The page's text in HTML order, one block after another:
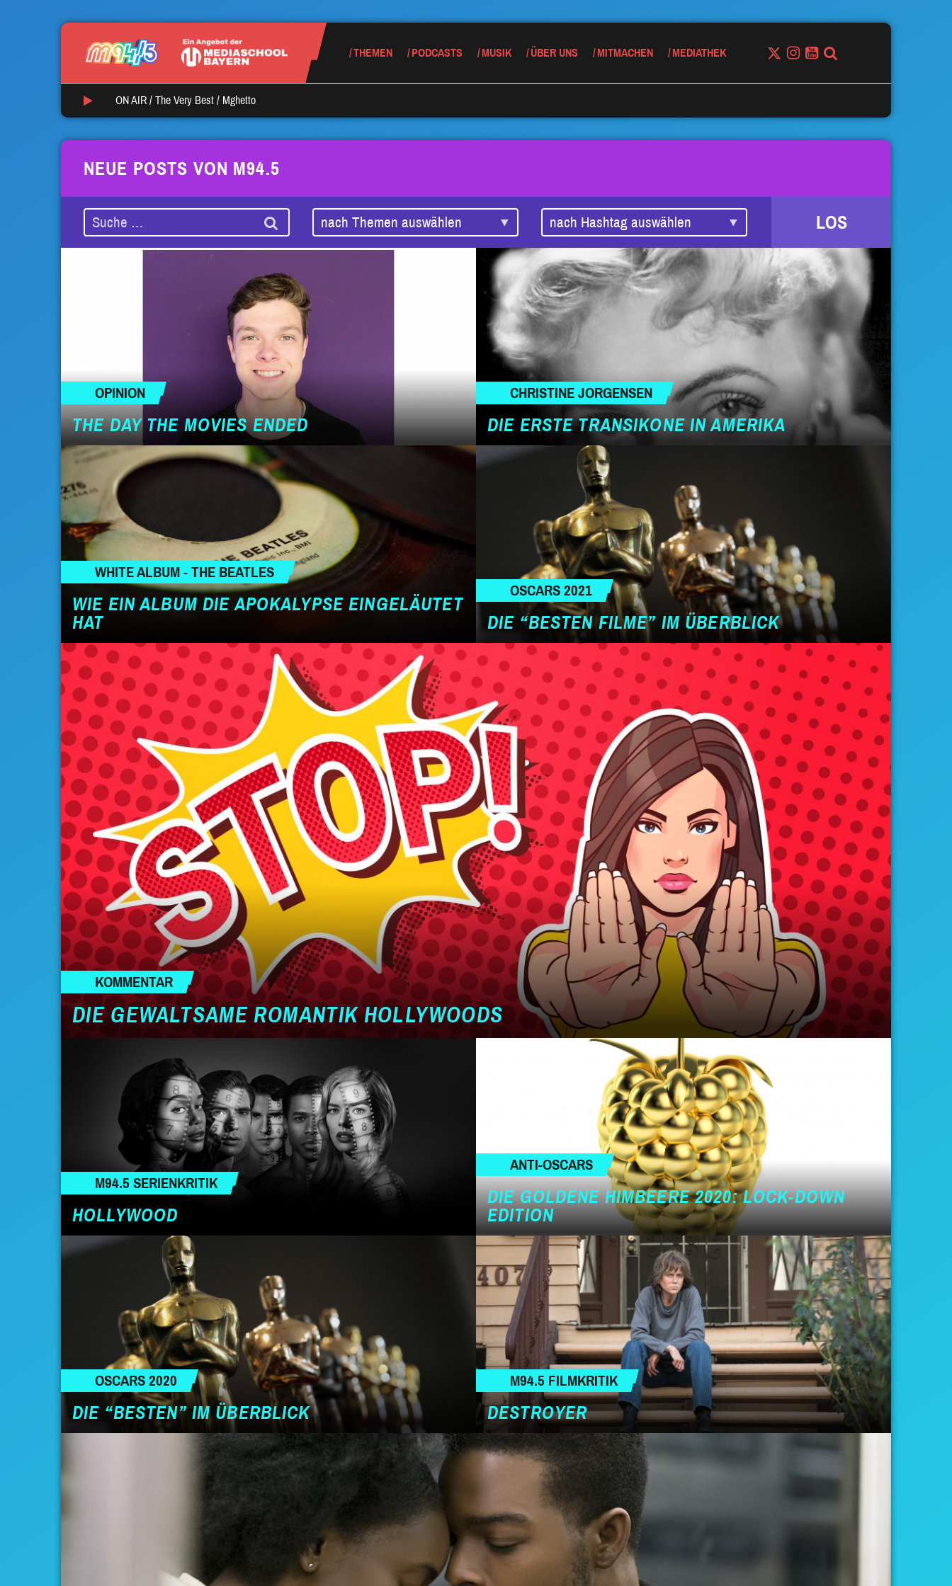
THEMEN PODCASTS MUSIK ÜBER UNS MITMACHEN MEDIATHEK
ON AIR / The Very Best / Mghetto
NEUE POSTS VON M94.5
LOS
OPINION
THE DAY THE MOVIES ENDED
CHRISTINE JORGENSEN
DIE ERSTE TRANSIKONE IN AMERIKA
WHITE ALBUM - THE BEATLES
WIE EIN ALBUM DIE APOKALYPSE EINGELÄUTET
HAT
OSCARS 2021
DIE “BESTEN FILME” IM ÜBERBLICK
KOMMENTAR
DIE GEWALTSAME ROMANTIK HOLLYWOODS
M94.5 SERIENKRITIK
HOLLYWOOD
ANTI-OSCARS
DIE GOLDENE HIMBEERE 2020: LOCK-DOWN
EDITION
OSCARS 2020
DIE “BESTEN” IM ÜBERBLICK
M94.5 FILMKRITIK
DESTROYER